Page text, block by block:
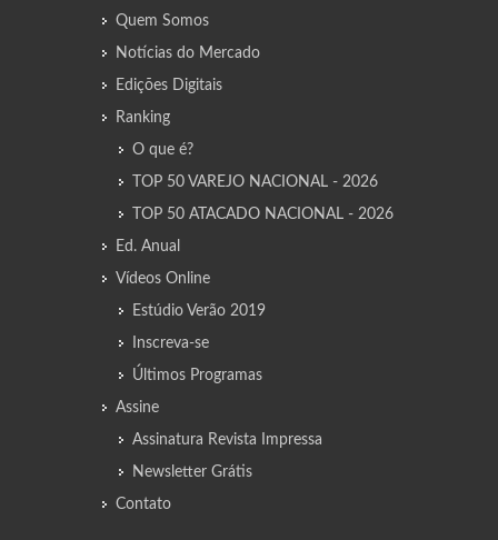
Quem Somos
Notícias do Mercado
Edições Digitais
Ranking
O que é?
TOP 50 VAREJO NACIONAL - 2026
TOP 50 ATACADO NACIONAL - 2026
Ed. Anual
Vídeos Online
Estúdio Verão 2019
Inscreva-se
Últimos Programas
Assine
Assinatura Revista Impressa
Newsletter Grátis
Contato